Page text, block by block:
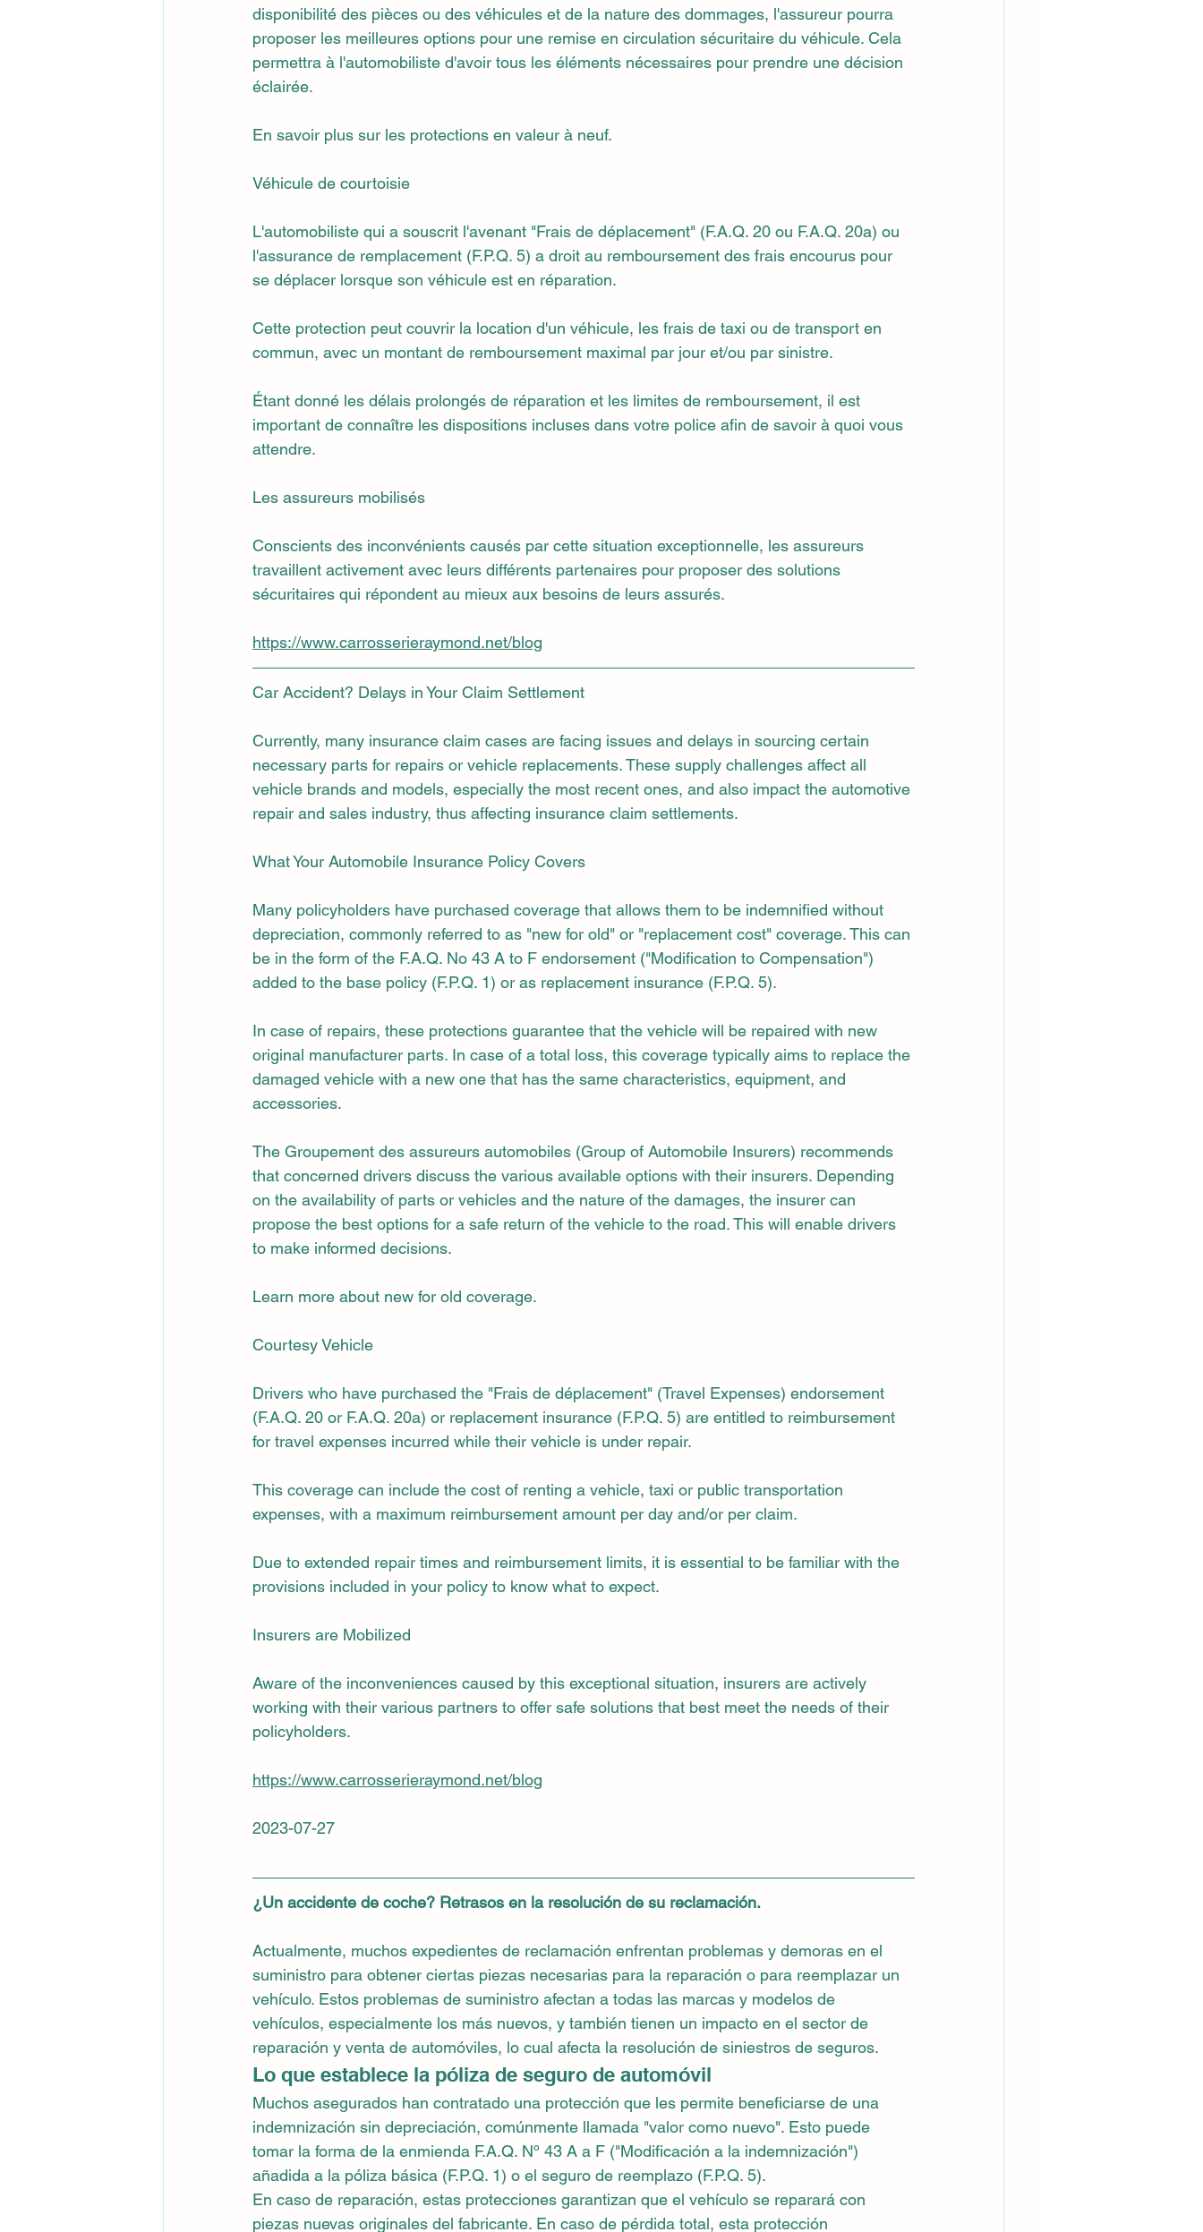
disponibilité des pièces ou des véhicules et de la nature des dommages, l'assureur pourra
proposer les meilleures options pour une remise en circulation sécuritaire du véhicule. Cela
permettra à l'automobiliste d'avoir tous les éléments nécessaires pour prendre une décision
éclairée.
En savoir plus sur les protections en valeur à neuf.
Véhicule de courtoisie
L'automobiliste qui a souscrit l'avenant "Frais de déplacement" (F.A.Q. 20 ou F.A.Q. 20a) ou
l'assurance de remplacement (F.P.Q. 5) a droit au remboursement des frais encourus pour
se déplacer lorsque son véhicule est en réparation.
Cette protection peut couvrir la location d'un véhicule, les frais de taxi ou de transport en
commun, avec un montant de remboursement maximal par jour et/ou par sinistre.
Étant donné les délais prolongés de réparation et les limites de remboursement, il est
important de connaître les dispositions incluses dans votre police afin de savoir à quoi vous
attendre.
Les assureurs mobilisés
Conscients des inconvénients causés par cette situation exceptionnelle, les assureurs
travaillent activement avec leurs différents partenaires pour proposer des solutions
sécuritaires qui répondent au mieux aux besoins de leurs assurés.
https://www.carrosserieraymond.net/blog
Car Accident? Delays in Your Claim Settlement
Currently, many insurance claim cases are facing issues and delays in sourcing certain
necessary parts for repairs or vehicle replacements. These supply challenges affect all
vehicle brands and models, especially the most recent ones, and also impact the automotive
repair and sales industry, thus affecting insurance claim settlements.
What Your Automobile Insurance Policy Covers
Many policyholders have purchased coverage that allows them to be indemnified without
depreciation, commonly referred to as "new for old" or "replacement cost" coverage. This can
be in the form of the F.A.Q. No 43 A to F endorsement ("Modification to Compensation")
added to the base policy (F.P.Q. 1) or as replacement insurance (F.P.Q. 5).
In case of repairs, these protections guarantee that the vehicle will be repaired with new
original manufacturer parts. In case of a total loss, this coverage typically aims to replace the
damaged vehicle with a new one that has the same characteristics, equipment, and
accessories.
The Groupement des assureurs automobiles (Group of Automobile Insurers) recommends
that concerned drivers discuss the various available options with their insurers. Depending
on the availability of parts or vehicles and the nature of the damages, the insurer can
propose the best options for a safe return of the vehicle to the road. This will enable drivers
to make informed decisions.
Learn more about new for old coverage.
Courtesy Vehicle
Drivers who have purchased the "Frais de déplacement" (Travel Expenses) endorsement
(F.A.Q. 20 or F.A.Q. 20a) or replacement insurance (F.P.Q. 5) are entitled to reimbursement
for travel expenses incurred while their vehicle is under repair.
This coverage can include the cost of renting a vehicle, taxi or public transportation
expenses, with a maximum reimbursement amount per day and/or per claim.
Due to extended repair times and reimbursement limits, it is essential to be familiar with the
provisions included in your policy to know what to expect.
Insurers are Mobilized
Aware of the inconveniences caused by this exceptional situation, insurers are actively
working with their various partners to offer safe solutions that best meet the needs of their
policyholders.
https://www.carrosserieraymond.net/blog
2023-07-27
¿Un accidente de coche? Retrasos en la resolución de su reclamación.
Actualmente, muchos expedientes de reclamación enfrentan problemas y demoras en el
suministro para obtener ciertas piezas necesarias para la reparación o para reemplazar un
vehículo. Estos problemas de suministro afectan a todas las marcas y modelos de
vehículos, especialmente los más nuevos, y también tienen un impacto en el sector de
reparación y venta de automóviles, lo cual afecta la resolución de siniestros de seguros.
Lo que establece la póliza de seguro de automóvil
Muchos asegurados han contratado una protección que les permite beneficiarse de una
indemnización sin depreciación, comúnmente llamada "valor como nuevo". Esto puede
tomar la forma de la enmienda F.A.Q. Nº 43 A a F ("Modificación a la indemnización")
añadida a la póliza básica (F.P.Q. 1) o el seguro de reemplazo (F.P.Q. 5).
En caso de reparación, estas protecciones garantizan que el vehículo se reparará con
piezas nuevas originales del fabricante. En caso de pérdida total, esta protección